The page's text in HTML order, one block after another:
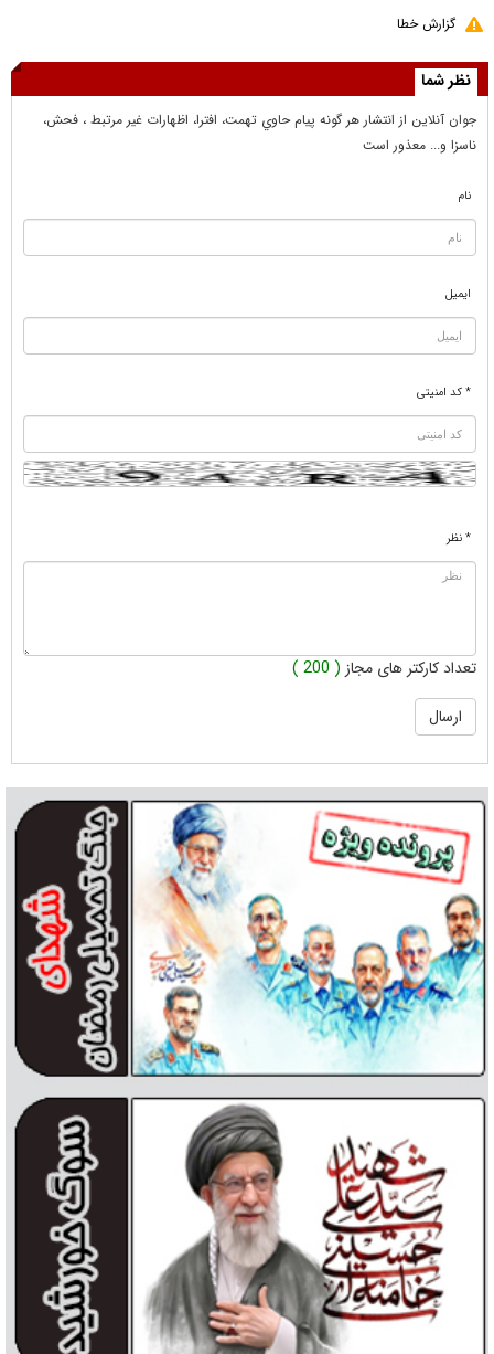
گزارش خطا
نظر شما
جوان آنلاين از انتشار هر گونه پيام حاوي تهمت، افترا، اظهارات غير مرتبط ، فحش،
ناسزا و... معذور است
نام
ایمیل
* کد امنیتی
* نظر
تعداد کارکتر های مجاز ( 200 )